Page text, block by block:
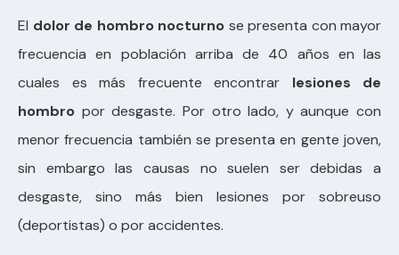
El dolor de hombro nocturno se presenta con mayor
frecuencia en población arriba de 40 años en las
cuales es más frecuente encontrar lesiones de
hombro por desgaste. Por otro lado, y aunque con
menor frecuencia también se presenta en gente joven,
sin embargo las causas no suelen ser debidas a
desgaste, sino más bien lesiones por sobreuso
(deportistas) o por accidentes.